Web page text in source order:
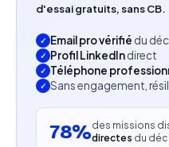
d'essai gratuits, sans CB.
Email pro vérifié du
Profil LinkedIndirect
Téléphone
Sans engagement,
78%des missions
directes du